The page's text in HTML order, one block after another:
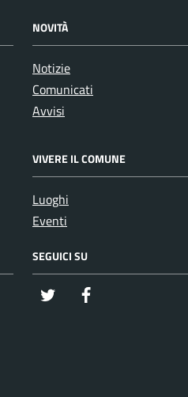
NOVITÀ
Notizie
Comunicati
Avvisi
VIVERE IL COMUNE
Luoghi
Eventi
SEGUICI SU
twitter